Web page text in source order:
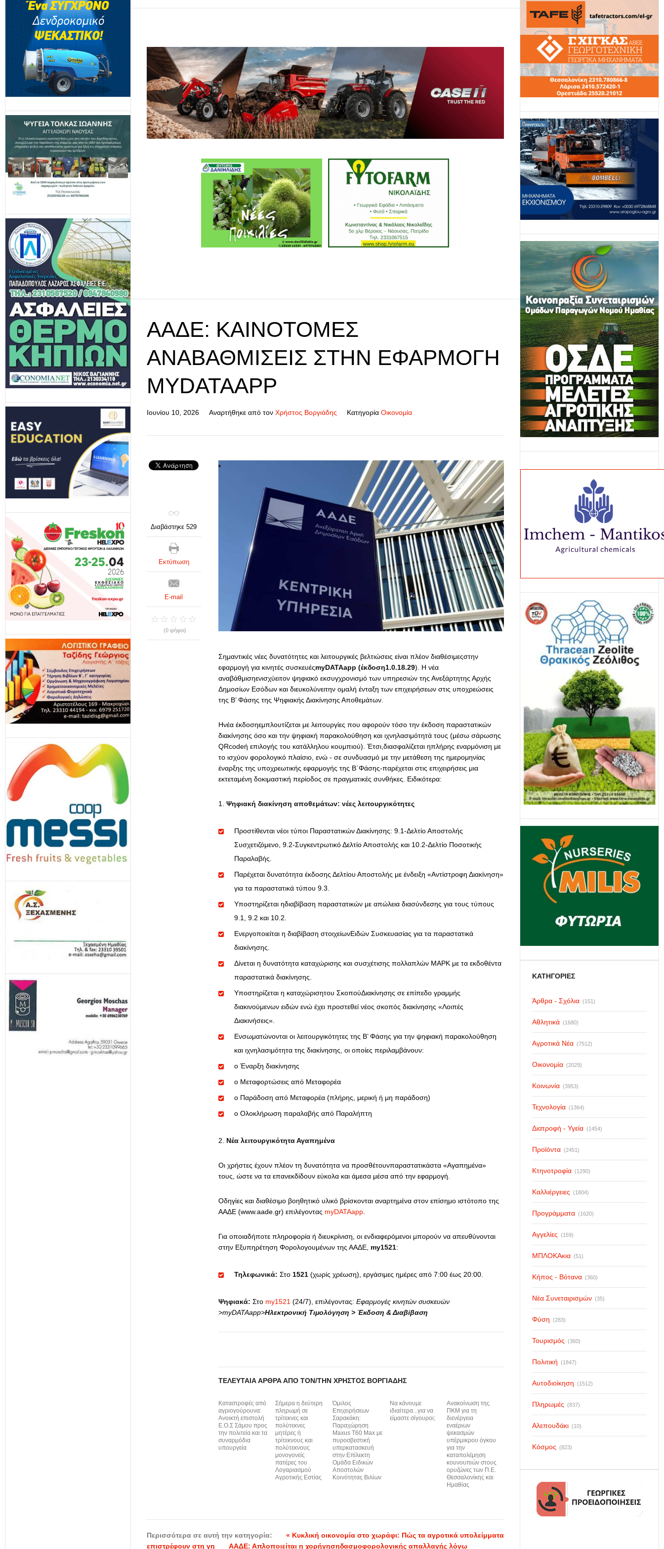
ΑΑΔΕ: ΚΑΙΝΟΤΌΜΕΣ
ΑΝΑΒΑΘΜΊΣΕΙΣ ΣΤΗΝ ΕΦΑΡΜΟΓΉ
MYDATAAPP
Ιουνίου 10, 2026 Αναρτήθηκε από τον Χρήστος Βοργιάδης Κατηγορία Οικονομία
Σημαντικές νέες δυνατότητες και λειτουργικές βελτιώσεις είναι πλέον διαθέσιμεςστην
εφαρμογή για κινητές συσκευέςmyDATAapp (έκδοση1.0.18.29). Η νέα
αναβάθμισηενισχύειτον ψηφιακό εκσυγχρονισμό των υπηρεσιών της Ανεξάρτητης Αρχής
Δημοσίων Εσόδων και διευκολύνειτην ομαλή ένταξη των επιχειρήσεων στις υποχρεώσεις
της Β’ Φάσης της Ψηφιακής Διακίνησης Αποθεμάτων.
Ηνέα έκδοσηεμπλουτίζεται με λειτουργίες που αφορούν τόσο την έκδοση παραστατικών
διακίνησης όσο και την ψηφιακή παρακολούθηση και ιχνηλασιμότητά τους (μέσω σάρωσης
QRcodeή επιλογής του κατάλληλου κουμπιού). Έτσι,διασφαλίζεται ηπλήρης εναρμόνιση με
το ισχύον φορολογικό πλαίσιο, ενώ - σε συνδυασμό με την μετάθεση της ημερομηνίας
έναρξης της υποχρεωτικής εφαρμογής της Β΄Φάσης-παρέχεται στις επιχειρήσεις μια
εκτεταμένη δοκιμαστική περίοδος σε πραγματικές συνθήκες. Ειδικότερα:
Ψηφιακή διακίνηση αποθεμάτων: νέες λειτουργικότητες
Προστίθενται νέοι τύποι Παραστατικών Διακίνησης: 9.1-Δελτίο Αποστολής
Συσχετιζόμενο, 9.2-Συγκεντρωτικό Δελτίο Αποστολής και 10.2-Δελτίο Ποσοτικής
Παραλαβής.
Παρέχεται δυνατότητα έκδοσης Δελτίου Αποστολής με ένδειξη «Αντίστροφη Διακίνηση»
για τα παραστατικά τύπου 9.3.
Υποστηρίζεται ηδιαβίβαση παραστατικών με απώλεια διασύνδεσης για τους τύπους
9.1, 9.2 και 10.2.
Ενεργοποιείται η διαβίβαση στοιχείωνΕιδών Συσκευασίας για τα παραστατικά
διακίνησης.
Δίνεται η δυνατότητα καταχώρισης και συσχέτισης πολλαπλών ΜΑΡΚ με τα εκδοθέντα
παραστατικά διακίνησης.
Υποστηρίζεται η καταχώρισητου ΣκοπούΔιακίνησης σε επίπεδο γραμμής
διακινούμενων ειδών ενώ έχει προστεθεί νέος σκοπός διακίνησης «Λοιπές
Διακινήσεις».
Ενσωματώνονται οι λειτουργικότητες της Β’ Φάσης για την ψηφιακή παρακολούθηση
και ιχνηλασιμότητα της διακίνησης, οι οποίες περιλαμβάνουν:
o Έναρξη διακίνησης
o Μεταφορτώσεις από Μεταφορέα
o Παράδοση από Μεταφορέα (πλήρης, μερική ή μη παράδοση)
o Ολοκλήρωση παραλαβής από Παραλήπτη
Νέα λειτουργικότητα Αγαπημένα
Οι χρήστες έχουν πλέον τη δυνατότητα να προσθέτουνπαραστατικάστα «Αγαπημένα»
τους, ώστε να τα επανεκδίδουν εύκολα και άμεσα μέσα από την εφαρμογή.
Οδηγίες και διαθέσιμο βοηθητικό υλικό βρίσκονται αναρτημένα στον επίσημο ιστότοπο της
ΑΑΔΕ (www.aade.gr) επιλέγοντας myDATAapp.
Για οποιαδήποτε πληροφορία ή διευκρίνιση, οι ενδιαφερόμενοι μπορούν να απευθύνονται
στην Εξυπηρέτηση Φορολογουμένων της ΑΑΔΕ, my1521:
Τηλεφωνικά: Στο 1521(χωρίς χρέωση), εργάσιμες ημέρες από 7:00 έως 20:00.
Ψηφιακά: Στο my1521 (24/7), επιλέγοντας: Εφαρμογές κινητών συσκευών
>myDATAapp>Ηλεκτρονική Τιμολόγηση > Έκδοση & Διαβίβαση
ΤΕΛΕΥΤΑΊΑ ΆΡΘΡΑ ΑΠΌ ΤΟΝ/ΤΗΝ ΧΡΉΣΤΟΣ ΒΟΡΓΙΆΔΗΣ
Καταστροφές από
αγριογούρουνα:
Ανοικτή επιστολή
Ε.Ο.Σ Σάμου προς
την πολιτεία και τα
συναρμόδια
υπουργεία
Σήμερα η δεύτερη
πληρωμή σε
τρίτεκνες και
πολύτεκνες
μητέρες ή
τρίτεκνους και
πολύτεκνους
μονογονείς
πατέρες του
Λογαριασμού
Αγροτικής Εστίας
Όμιλος
Επιχειρήσεων
Σαρακάκη:
Παραχώρηση
Maxus T60 Max με
πυροσβεστική
υπερκατασκευή
στην Επίλεκτη
Ομάδα Ειδικών
Αποστολών
Κοινότητας Βιλίων
Να κάνουμε
ιδιαίτερα...για να
είμαστε σίγουροι;
Ανακοίνωση της
ΠΚΜ για τη
διενέργεια
εναέριων
ψεκασμών
υπέρμικρου όγκου
για την
καταπολέμηση
κουνουπιών στους
ορυζώνες των Π.Ε.
Θεσσαλονίκης και
Ημαθίας
Διαβάστηκε 529
Εκτύπωση
E-mail
(0 ψήφοι)
Περισσότερα σε αυτή την κατηγορία:
« Κυκλική οικονομία στο χωράφι: Πώς τα αγροτικά υπολείμματα
επιστρέφουν στη γη
ΑΑΔΕ: Απλοποιείται η χορήγησηδασμοφορολογικής απαλλαγής λόγω
ΚΑΤΗΓΟΡΙΕΣ
Άρθρα - Σχόλια (151)
Αθλητικά (1680)
Αγροτικά Νέα (7512)
Οικονομία (2029)
Κοινωνία (3953)
Τεχνολογία (1364)
Διατροφή - Υγεία (1454)
Προϊόντα (2451)
Κτηνοτροφία (1290)
Καλλιέργειες (1804)
Προγράμματα (1620)
Αγγελίες (159)
ΜΠΛΟΚΑκια (51)
Κήπος - Βότανα (360)
Νέα Συνεταιρισμών (35)
Φύση (283)
Τουρισμός (360)
Πολιτική (1847)
Αυτοδιοίκηση (1512)
Πληρωμές (837)
Αλεπουδάκι (10)
Κόσμος (823)